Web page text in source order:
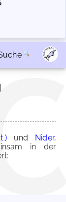
und Nider,
in der